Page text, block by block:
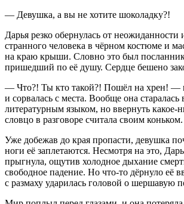
— Девушка, а вы не хотите шоколадку?!
Дарья резко обернулась от неожиданности
странного человека в чёрном костюме и
на краю крыши. Словно это был
пришедший по её душу. Сердце бешено
— Что?! Ты кто такой?! Пошёл на хрен! —
и сорвалась с места. Вообще она старалась
литературным языком, но ввернуть какое-
словцо в разговоре считала своим коньком.
Уже добежав до края пропасти, девушка
ноги её заплетаются. Несмотря на это,
прыгнула, ощутив холодное дыхание
свободное падение. Но что-то дёрнуло её
с размаху ударилась головой о шершавую